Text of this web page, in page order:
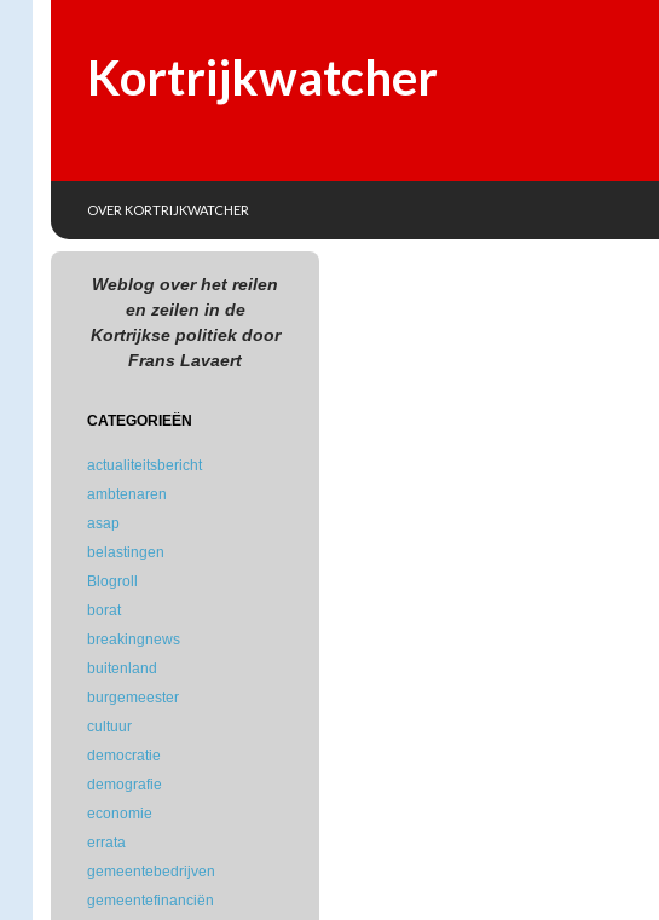
Kortrijkwatcher
OVER KORTRIJKWATCHER
Weblog over het reilen
en zeilen in de
Kortrijkse politiek door
Frans Lavaert
CATEGORIEËN
actualiteitsbericht
ambtenaren
asap
belastingen
Blogroll
borat
breakingnews
buitenland
burgemeester
cultuur
democratie
demografie
economie
errata
gemeentebedrijven
gemeentefinanciën